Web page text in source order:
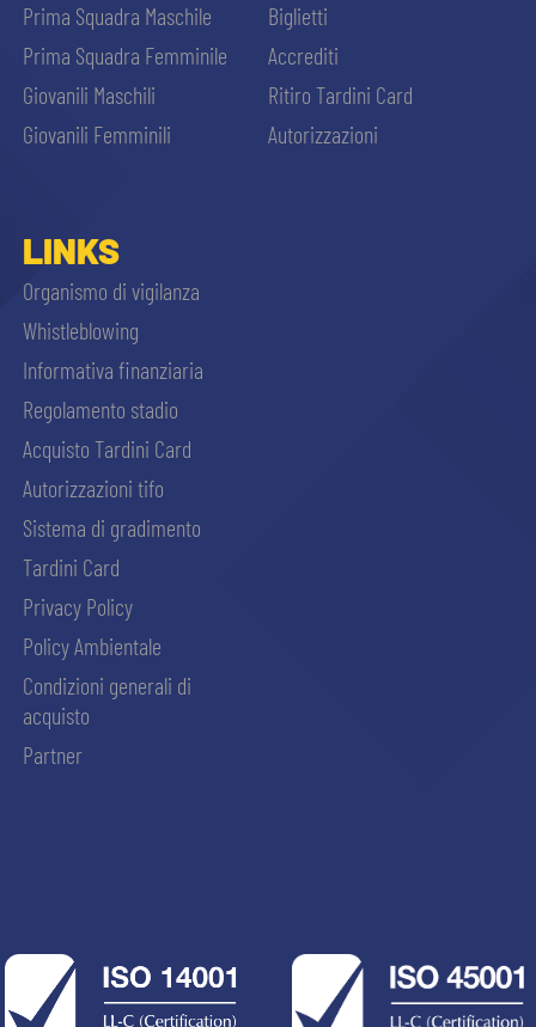
Prima Squadra Maschile
Prima Squadra Femminile
Giovanili Maschili
Giovanili Femminili
Biglietti
Accrediti
Ritiro Tardini Card
Autorizzazioni
LINKS
Organismo di vigilanza
Whistleblowing
Informativa finanziaria
Regolamento stadio
Acquisto Tardini Card
Autorizzazioni tifo
Sistema di gradimento
Tardini Card
Privacy Policy
Policy Ambientale
Condizioni generali di
acquisto
Partner